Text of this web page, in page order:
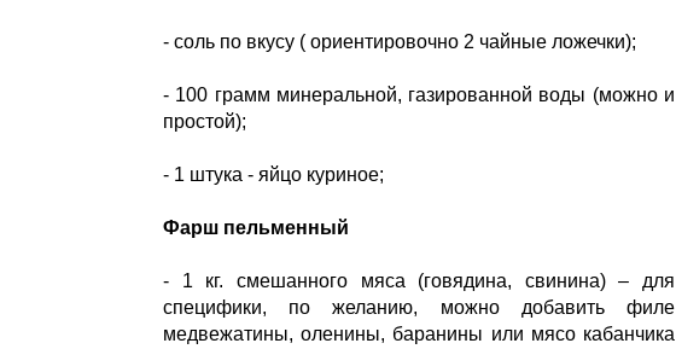
- соль по вкусу ( ориентировочно 2 чайные ложечки);
- 100 грамм минеральной, газированной воды (можно и
простой);
- 1 штука - яйцо куриное;
Фарш пельменный
- 1 кг. смешанного мяса (говядина, свинина) – для
специфики, по желанию, можно добавить филе
медвежатины, оленины, баранины или мясо кабанчика